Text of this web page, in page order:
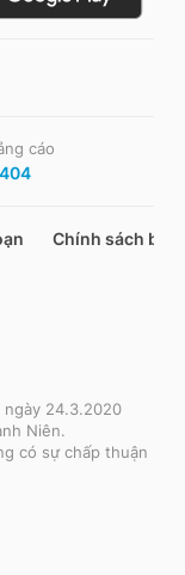
cáo
Chính sách bảo
ngày 24.3.2020
Niên.
có sự chấp thuận